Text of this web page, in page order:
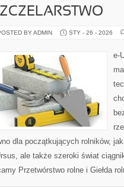
BY ADMIN STY - 26 - 2026
e-
dla początkujących rolników,
ale także szeroki świat
Przetwórstwo rolne i Giełda